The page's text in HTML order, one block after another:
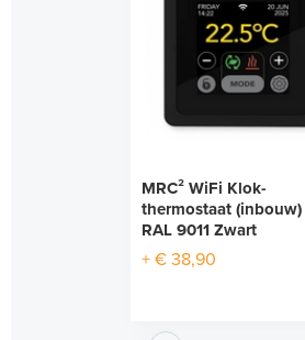
MRC² WiFi Klok-
thermostaat (inbouw)
RAL 9011 Zwart
+ € 38,90